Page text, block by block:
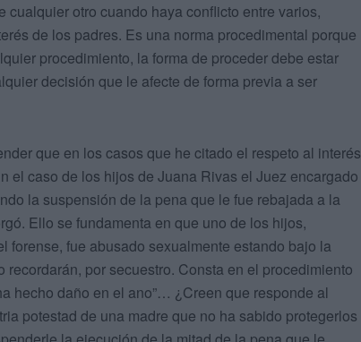
otro cuando haya conflicto entre varios,
de los padres. Es una norma procedimental porque
procedimiento, la forma de proceder debe estar
decisión que le afecte de forma previa a ser
que en los casos que he citado el respeto al interés
el caso de los hijos de Juana Rivas el Juez encargado
la suspensión de la pena que le fue rebajada a la
Ello se fundamenta en que uno de los hijos,
forense, fue abusado sexualmente estando bajo la
por secuestro. Consta en el procedimiento
hecho daño en el ano”… ¿Creen que responde al
potestad de una madre que no ha sabido protegerlos